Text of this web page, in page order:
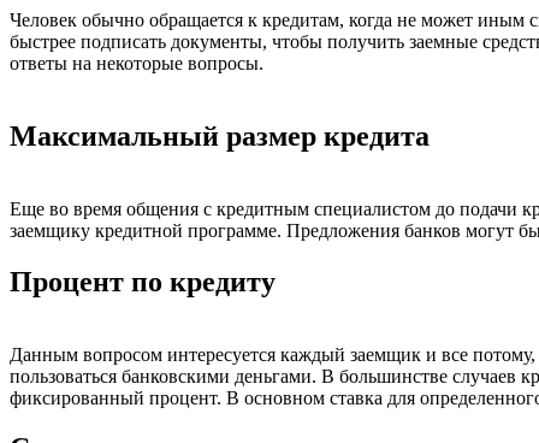
Человек обычно обращается к кредитам, когда не может иным
быстрее подписать документы, чтобы получить заемные
ответы на некоторые вопросы.
Максимальный размер кредита
Еще во время общения с кредитным специалистом до подачи
заемщику кредитной программе. Предложения банков могут
Процент по кредиту
Данным вопросом интересуется каждый заемщик и все потому,
пользоваться банковскими деньгами. В большинстве
фиксированный процент. В основном ставка для